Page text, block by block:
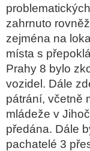
zahrnuto
zejména na
místa s
Prahy 8 bylo
vozidel. Dále
pátrání, včetně
mládeže v
předána. Dále
pachatelé 3